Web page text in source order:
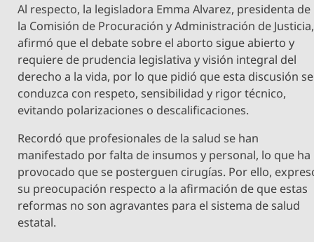
Al respecto, la legisladora Emma Alvarez, presidenta de
la Comisión de Procuración y Administración de Justicia,
afirmó que el debate sobre el aborto sigue abierto y
requiere de prudencia legislativa y visión integral del
derecho a la vida, por lo que pidió que esta discusión se
conduzca con respeto, sensibilidad y rigor técnico,
evitando polarizaciones o descalificaciones.
Recordó que profesionales de la salud se han
manifestado por falta de insumos y personal, lo que ha
provocado que se posterguen cirugías. Por ello,
su preocupación respecto a la afirmación de que estas
reformas no son agravantes para el sistema de salud
estatal.